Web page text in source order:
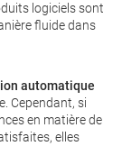
logiciels sont
fluide dans
automatique
Cependant, si
en matière de
elles